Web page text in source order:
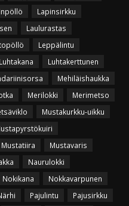
Lapinsirkku
Laulurastas
Leppälintu
Luhtakana
Luhtakerttunen
Mehiläishaukka
Merilokki
Merimetso
Mustakurkku-uikku
Mustatiira
Mustavaris
Naurulokki
Nokikana
Nokkavarpunen
Pajulintu
Pajusirkku